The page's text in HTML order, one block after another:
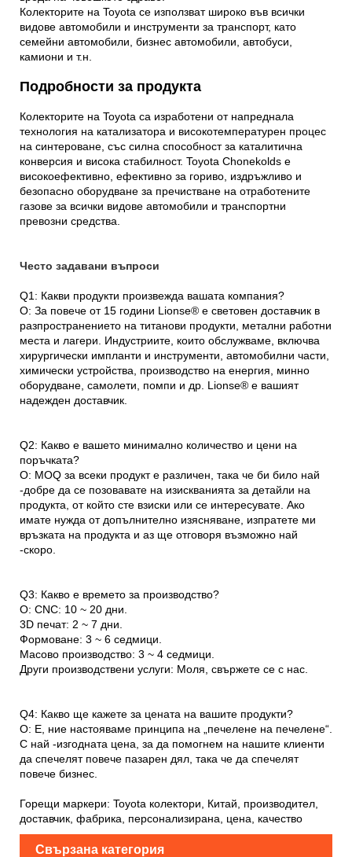
Колекторите на Toyota се използват широко във всички
видове автомобили и инструменти за транспорт, като
семейни автомобили, бизнес автомобили, автобуси,
камиони и т.н.
Подробности за продукта
Колекторите на Toyota са изработени от напреднала
технология на катализатора и високотемпературен процес
на синтероване, със силна способност за каталитична
конверсия и висока стабилност. Toyota Chonekolds е
високоефективно, ефективно за гориво, издръжливо и
безопасно оборудване за пречистване на отработените
газове за всички видове автомобили и транспортни
превозни средства.
Често задавани въпроси
Q1: Какви продукти произвежда вашата компания?
О: За повече от 15 години Lionse® е световен доставчик в
разпространението на титанови продукти, метални работни
места и лагери. Индустриите, които обслужваме, включва
хирургически импланти и инструменти, автомобилни части,
химически устройства, производство на енергия, минно
оборудване, самолети, помпи и др. Lionse® е вашият
надежден доставчик.
Q2: Какво е вашето минимално количество и цени на
поръчката?
О: MOQ за всеки продукт е различен, така че би било най
-добре да се позовавате на изискванията за детайли на
продукта, от който сте взиски или се интересувате. Ако
имате нужда от допълнително изясняване, изпратете ми
връзката на продукта и аз ще отговоря възможно най
-скоро.
Q3: Какво е времето за производство?
О: CNC: 10 ~ 20 дни.
3D печат: 2 ~ 7 дни.
Формоване: 3 ~ 6 седмици.
Масово производство: 3 ~ 4 седмици.
Други производствени услуги: Моля, свържете се с нас.
Q4: Какво ще кажете за цената на вашите продукти?
О: Е, ние настояваме принципа на „печелене на печелене“.
С най -изгодната цена, за да помогнем на нашите клиенти
да спечелят повече пазарен дял, така че да спечелят
повече бизнес.
Горещи маркери: Toyota колектори, Китай, производител,
доставчик, фабрика, персонализирана, цена, качество
Свързана категория